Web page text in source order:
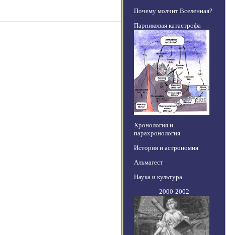
Почему молчит Вселенная?
Парниковая катастрофа
Хронология и
парахронология
История и астрономия
Альмагест
Наука и культура
2000-2002